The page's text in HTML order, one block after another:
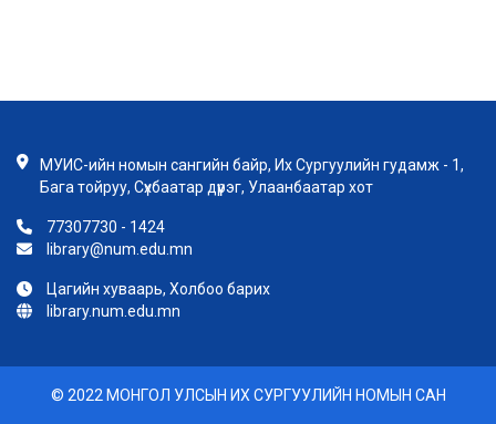
МУИС-ийн номын сангийн байр, Их Сургуулийн гудамж - 1,
Бага тойруу, Сүхбаатар дүүрэг, Улаанбаатар хот
77307730 - 1424
library@num.edu.mn
Цагийн хуваарь, Холбоо барих
library.num.edu.mn
© 2022 МОНГОЛ УЛСЫН ИХ СУРГУУЛИЙН НОМЫН САН